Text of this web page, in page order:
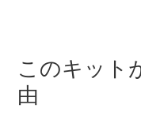
このキット
由